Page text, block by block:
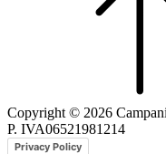
Copyright © 2026
P. IVA06521981214
Privacy Policy